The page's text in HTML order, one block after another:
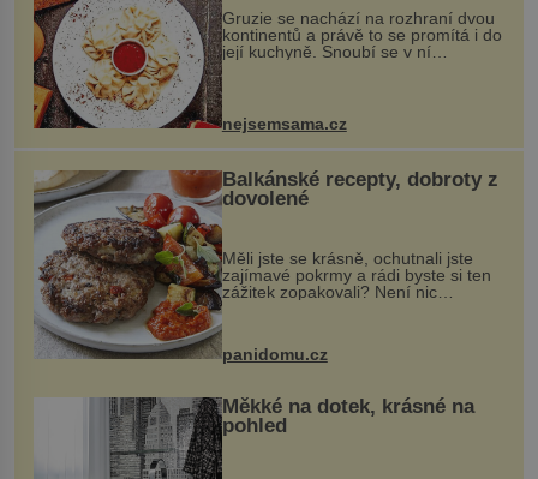
Gruzie se nachází na rozhraní dvou
kontinentů a právě to se promítá i do
její kuchyně. Snoubí se v ní
evropské a asijské chutě a díky tomu
pokrmy, které rozhodně st...
nejsemsama.cz
Balkánské recepty, dobroty z
dovolené
Měli jste se krásně, ochutnali jste
zajímavé pokrmy a rádi byste si ten
zážitek zopakovali? Není nic
snazšího. Pljeskavica (10 porcí)
Možná jste ji ochutnali na dovolené v
panidomu.cz
Měkké na dotek, krásné na
pohled